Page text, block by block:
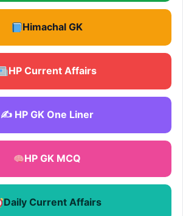
Himachal GK
HP Current Affairs
✍️ HP GK One Liner
HP GK MCQ
Daily Current Affairs